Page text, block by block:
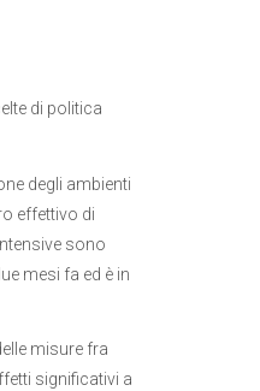
di politica
degli ambienti
effettivo di
sono
mesi fa ed è in
misure fra
significativi a